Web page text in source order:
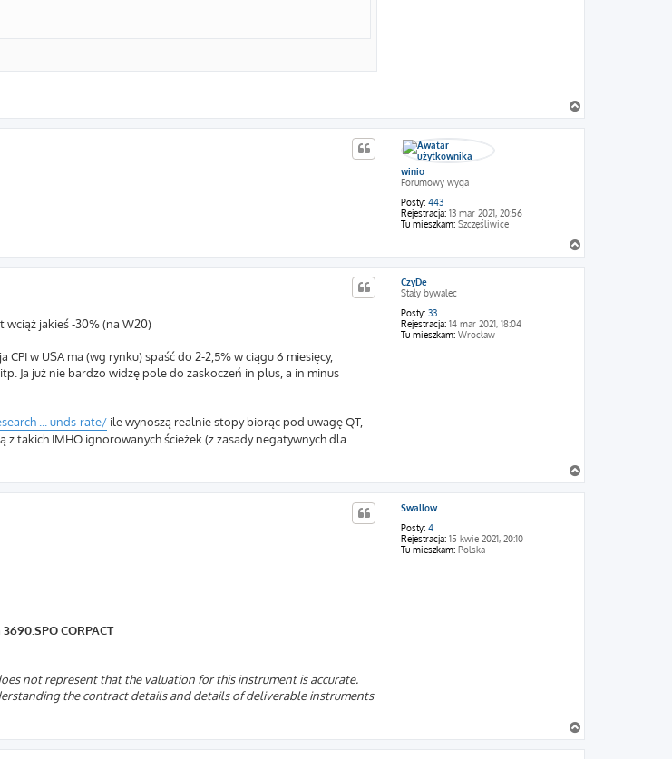
a
g
winio
Forumowy wyga
Posty: 443
Rejestracja: 13 mar 2021, 20:56
Tu mieszkam: Szczęśliwice
a
g
CzyDe
Stały bywalec
Posty: 33
Rejestracja: 14 mar 2021, 18:04
Tu mieszkam: Wrocław
wciąż jakieś -30% (na W20)
w USA ma (wg rynku) spaść do 2-2,5% w ciągu 6 miesięcy,
Ja już nie bardzo widzę pole do zaskoczeń in plus, a in minus
... unds-rate/ ile wynoszą realnie stopy biorąc pod uwagę QT,
takich IMHO ignorowanych ścieżek (z zasady negatywnych dla
a
g
Swallow
Posty: 4
Rejestracja: 15 kwie 2021, 20:10
Tu mieszkam: Polska
3690.SPO CORPACT
not represent that the valuation for this instrument is accurate.
the contract details and details of deliverable instruments
a
g